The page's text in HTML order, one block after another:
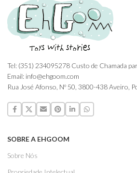
Tel: (351) 234095278 Custo de Chamada
Email: info@ehgoom.com
Rua José Afonso, Nº 50, 3800-438 Aveiro,
SOBRE A EHGOOM
Sobre Nós